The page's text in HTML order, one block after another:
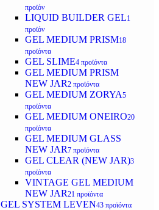
προϊόν
LIQUID BUILDER GEL1
προϊόν
GEL MEDIUM PRISM18
προϊόντα
GEL SLIME4 προϊόντα
GEL MEDIUM PRISM
NEW JAR2 προϊόντα
GEL MEDIUM ZORYA5
προϊόντα
GEL MEDIUM ONEIRO20
προϊόντα
GEL MEDIUM GLASS
NEW JAR7 προϊόντα
GEL CLEAR (NEW JAR)3
προϊόντα
VINTAGE GEL MEDIUM
NEW JAR21 προϊόντα
GEL SYSTEM LEVEN43 προϊόντα